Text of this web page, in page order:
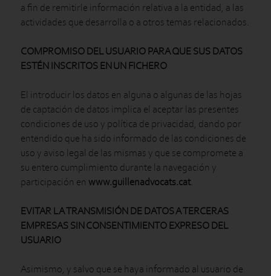
a fin de remitirle información relativa a la entidad, a las
actividades que desarrolla o a otros temas relacionados.
COMPROMISO DEL USUARIO PARA QUE SUS DATOS
ESTÉN INSCRITOS EN UN FICHERO
El introducir los datos en alguna o algunas de las hojas
de captación de datos implica el aceptar las presentes
condiciones de uso y política de privacidad, dando por
entendido que ha sido informado de las condiciones de
uso y aviso legal de las mismas y que se compromete a
su entero cumplimiento durante la navegación y
participación en www.guillenadvocats.cat.
EVITAR LA TRANSMISIÓN DE DATOS A TERCERAS
EMPRESAS SIN CONSENTIMIENTO EXPRESO DEL
USUARIO
Asimismo, y salvo que se haya informado al usuario de